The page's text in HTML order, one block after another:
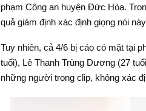
phạm Công an huyện Đức Hòa.
quả giám định xác định giọng nói
Tuy nhiên, cả 4/6 bị cáo có mặt tại
tuổi), Lê Thanh Trùng Dương (27
những người trong clip, không xác